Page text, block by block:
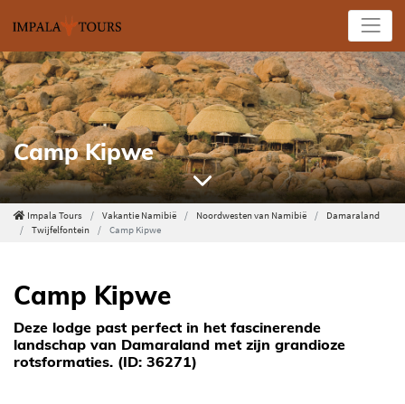
Camp Kipwe
Impala Tours Vakantie Namibië Noordwesten van Namibië
Damaraland
Twijfelfontein
Camp Kipwe
Camp Kipwe
Deze lodge past perfect in het fascinerende
landschap van Damaraland met zijn grandioze
rotsformaties. (ID: 36271)